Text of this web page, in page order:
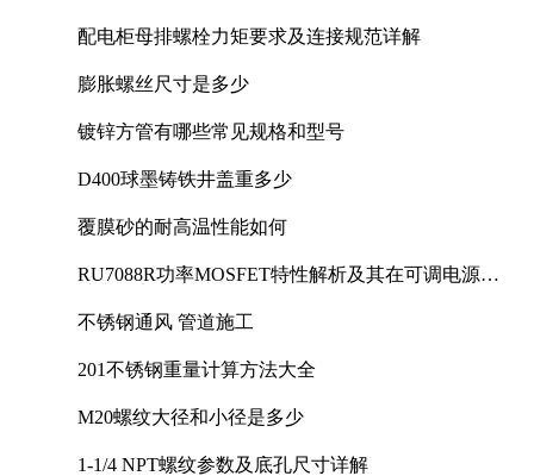
配电柜母排螺栓力矩要求及连接规范详解
膨胀螺丝尺寸是多少
镀锌方管有哪些常见规格和型号
D400球墨铸铁井盖重多少
覆膜砂的耐高温性能如何
RU7088R功率MOSFET特性解析及其在可调电源设
不锈钢通风 管道施工
201不锈钢重量计算方法大全
M20螺纹大径和小径是多少
1-1/4 NPT螺纹参数及底孔尺寸详解